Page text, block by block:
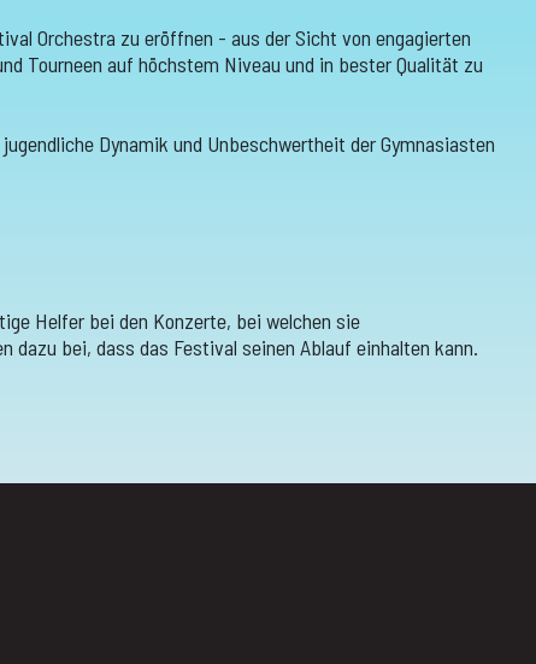
Orchestra zu eröffnen - aus der Sicht von engagierten
Tourneen auf höchstem Niveau und in bester Qualität zu
Dynamik und Unbeschwertheit der Gymnasiasten
Helfer bei den Konzerte, bei welchen sie
dazu bei, dass das Festival seinen Ablauf einhalten kann.